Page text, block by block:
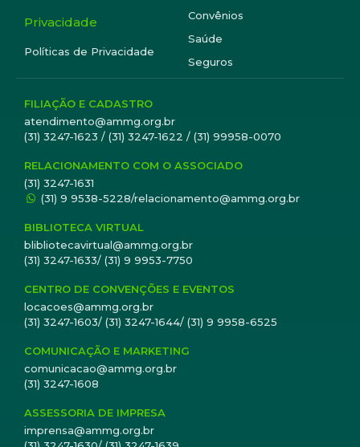
Privacidade
Políticas de Privacidade
Convênios
Saúde
Seguros
FILIAÇÃO E CADASTRO
atendimento@ammg.org.br
(31) 3247-1623 / (31) 3247-1622 / (31) 99958-0070
RELACIONAMENTO COM O ASSOCIADO
(31) 3247-1631
(31) 9 9538-5228/relacionamento@ammg.org.br
BIBLIOTECA VIRTUAL
blibliotecavirtual@ammg.org.br
(31) 3247-1633/ (31) 9 9953-7750
CENTRO DE CONVENÇÕES E EVENTOS
locacoes@ammg.org.br
(31) 3247-1603/ (31) 3247-1644/ (31) 9 9958-6525
COMUNICAÇÃO E MARKETING
comunicacao@ammg.org.br
(31) 3247-1608
ASSESSORIA DE IMPRESA
imprensa@ammg.org.br